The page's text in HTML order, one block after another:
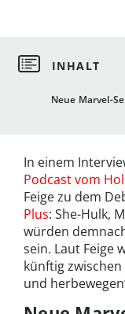
Neue Marvel-
In einem
Podcast vom
Feige zu dem
Plus: She-Hulk,
würden
sein. Laut Feige
künftig
und